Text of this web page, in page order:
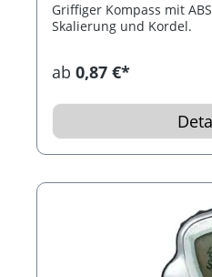
Griffiger Kompass mit
Skalierung und Kordel.
ab 0,87 €*